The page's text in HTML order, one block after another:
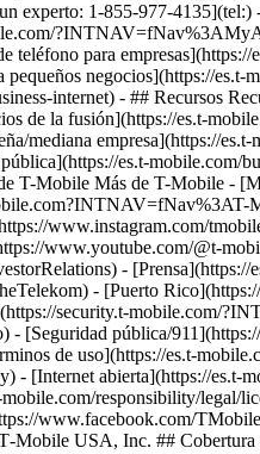
experto: 1-855-977-
teléfono para
negocios](https://
internet) - ## Recursos
de la fusión](https://es.t-
mediana empresa](https://
es.t-
T-Mobile Más de T-Mobile -
www.instagram.com/
www.youtube.com/@t-
-
- [Puerto
security.t-mobile.com/
[Seguridad pública/
de uso](https://es.t-
- [Internet abierta](https://es.t-
responsibility/legal/
www.facebook.com/
USA, Inc. ## Cobertura